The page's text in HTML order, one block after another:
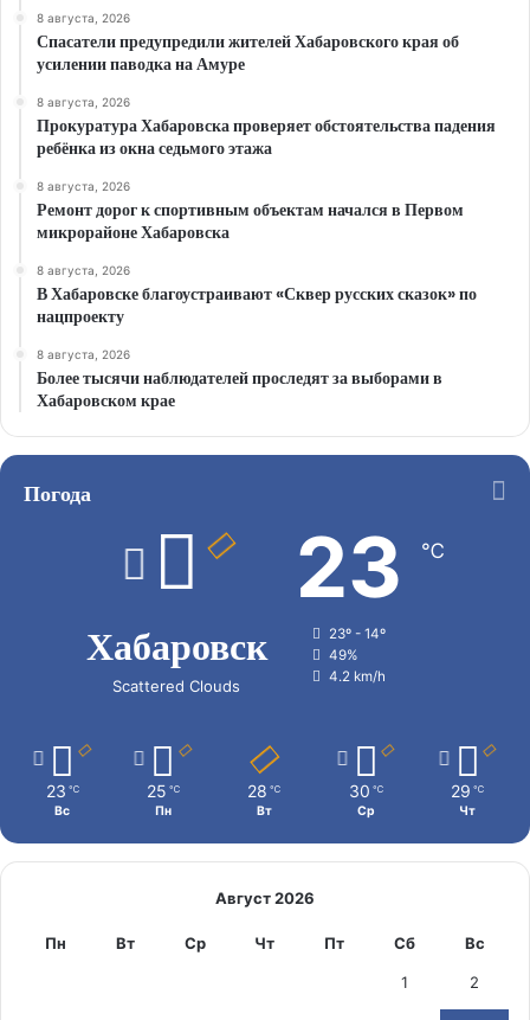
8 августа, 2026
Спасатели предупредили жителей Хабаровского края об
усилении паводка на Амуре
8 августа, 2026
Прокуратура Хабаровска проверяет обстоятельства падения
ребёнка из окна седьмого этажа
8 августа, 2026
Ремонт дорог к спортивным объектам начался в Первом
микрорайоне Хабаровска
8 августа, 2026
В Хабаровске благоустраивают «Сквер русских сказок» по
нацпроекту
8 августа, 2026
Более тысячи наблюдателей проследят за выборами в
Хабаровском крае
Погода
Хабаровск
Scattered Clouds
23 ℃
23º - 14º
49%
4.2 km/h
23 ℃
Вс
25 ℃
Пн
28 ℃
Вт
30 ℃
Ср
29 ℃
Чт
Август 2026
Пн Вт Ср Чт Пт Сб Вс
1 2